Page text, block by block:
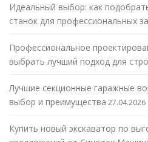
Идеальный выбор: как
станок для профессиональных
Профессиональное
выбрать лучший подход для
Лучшие секционные гаражные
выбор и преимущества 27.04.2026
Купить новый экскаватор по